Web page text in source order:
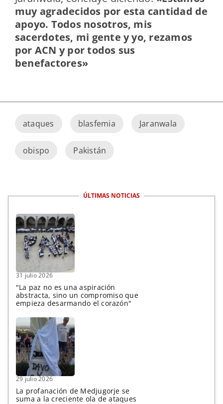
muy agradecidos por esta cantidad de
apoyo. Todos nosotros, mis
sacerdotes, mi gente y yo, rezamos
por ACN y por todos sus
benefactores»
ataques blasfemia Jaranwala
obispo Pakistán
ÚLTIMAS NOTICIAS
31 julio 2026
"La paz no es una aspiración
abstracta, sino un compromiso que
empieza desarmando el corazón"
29 julio 2026
La profanación de Medjugorje se
suma a la creciente ola de ataques